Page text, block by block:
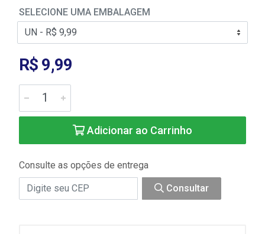
SELECIONE UMA EMBALAGEM
R$ 9,99
Adicionar ao Carrinho
Consulte as opções de entrega
Consultar